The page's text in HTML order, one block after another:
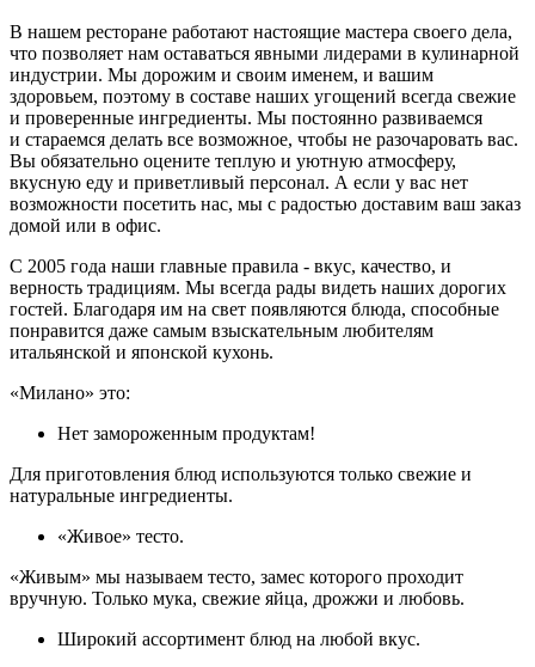
В нашем ресторане работают настоящие мастера своего дела,
что позволяет нам оставаться явными лидерами в кулинарной
индустрии. Мы дорожим и своим именем, и вашим
здоровьем, поэтому в составе наших угощений всегда свежие
и проверенные ингредиенты. Мы постоянно развиваемся
и стараемся делать все возможное, чтобы не разочаровать вас.
Вы обязательно оцените теплую и уютную атмосферу,
вкусную еду и приветливый персонал. А если у вас нет
возможности посетить нас, мы с радостью доставим ваш заказ
домой или в офис.
С 2005 года наши главные правила - вкус, качество, и
верность традициям. Мы всегда рады видеть наших дорогих
гостей. Благодаря им на свет появляются блюда, способные
понравится даже самым взыскательным любителям
итальянской и японской кухонь.
«Милано» это:
Нет замороженным продуктам!
Для приготовления блюд используются только свежие и
натуральные ингредиенты.
«Живое» тесто.
«Живым» мы называем тесто, замес которого проходит
вручную. Только мука, свежие яйца, дрожжи и любовь.
Широкий ассортимент блюд на любой вкус.